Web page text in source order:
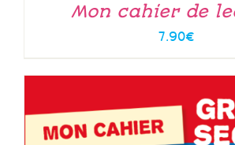
Mon cahier de
7.90€